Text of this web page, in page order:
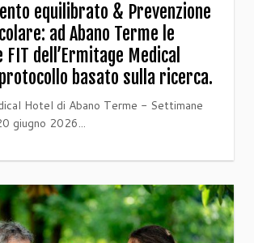
equilibrato & Prevenzione
ad Abano Terme le
dell’Ermitage Medical
basato sulla ricerca.
Hotel di Abano Terme - Settimane
giugno 2026...